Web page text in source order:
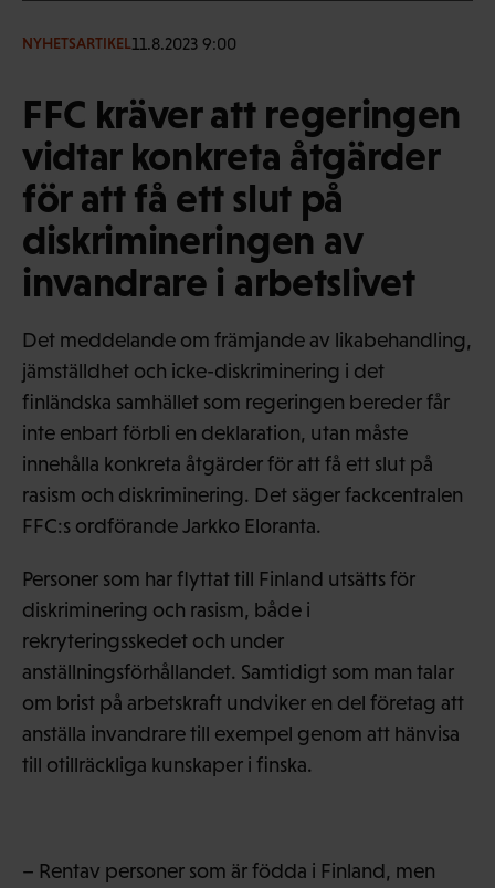
NYHETSARTIKEL11.8.2023 9:00
FFC kräver att regeringen
vidtar konkreta åtgärder
för att få ett slut på
diskrimineringen av
invandrare i arbetslivet
Det meddelande om främjande av likabehandling,
jämställdhet och icke-diskriminering i det
finländska samhället som regeringen bereder får
inte enbart förbli en deklaration, utan måste
innehålla konkreta åtgärder för att få ett slut på
rasism och diskriminering. Det säger fackcentralen
FFC:s ordförande Jarkko Eloranta.
Personer som har flyttat till Finland utsätts för
diskriminering och rasism, både i
rekryteringsskedet och under
anställningsförhållandet. Samtidigt som man talar
om brist på arbetskraft undviker en del företag att
anställa invandrare till exempel genom att hänvisa
till otillräckliga kunskaper i finska.
– Rentav personer som är födda i Finland, men